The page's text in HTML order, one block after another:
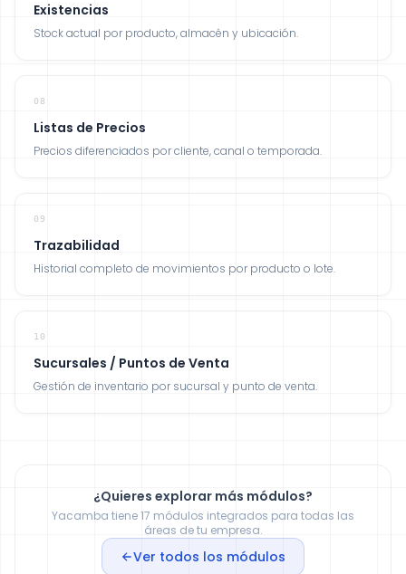
Existencias
Stock actual por producto, almacén y ubicación.
08
Listas de Precios
Precios diferenciados por cliente, canal o temporada.
09
Trazabilidad
Historial completo de movimientos por producto o lote.
10
Sucursales / Puntos de Venta
Gestión de inventario por sucursal y punto de venta.
¿Quieres explorar más módulos?
Yacamba tiene 17 módulos integrados para todas las
áreas de tu empresa.
Ver todos los módulos